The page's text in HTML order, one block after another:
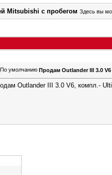
Mitsubishi с пробегом Здесь вы
Продам Outlander III 3.0 V6
Outlander III 3.0 V6, компл.-